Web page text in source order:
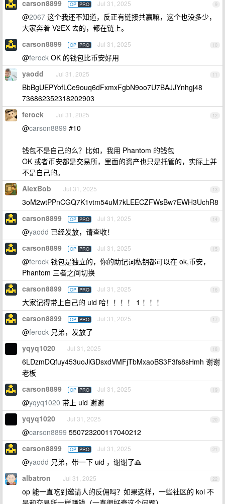
9
carson8899 OP PRO Jul 31, 2025
@2067 这个我还不知道，反正有链接共赢嘛，这个也没多少，
大家奔着 V2EX 去的，都在链上。
10
carson8899 OP PRO Jul 31, 2025
@ferock OK 的钱包比币安好用
11
yaodd Jul 31, 2025
BbBgUEPYofLCe9ouq6dFxmxFgbN9oo7U7BAJJYnhgj48
736862352318202903
12
ferock Jul 31, 2025
@carson8899 #10
钱包不是自己的么？比如，我用 Phantom 的钱包
OK 或者币安都是交易所，里面的资产也只是托管的，实际上并
不是自己的。
13
AlexBob Jul 31, 2025
3oM2wtPPnCGQ7K1vtm54uM7kLEECZFWsBw7EWH3UchR8
14
carson8899 OP PRO Jul 31, 2025
@yaodd 已经发放，请查收！
15
carson8899 OP PRO Jul 31, 2025
@ferock 钱包是独立的，你的助记词私钥都可以在 ok,币安，
Phantom 三者之间切换
16
carson8899 OP PRO Jul 31, 2025
大家记得带上自己的 uid 哈！！！！ 1 ！！！
17
carson8899 OP PRO Jul 31, 2025
@ferock 兄弟，发放了
18
yqyq1020 Jul 31, 2025
6LDzmDQfuy453uoJiGDsxdVMFjTbMxaoBS3F3fs8sHmh 谢谢
老板
19
carson8899 OP PRO Jul 31, 2025
@yqyq1020 带上 uid 谢谢
20
yqyq1020 Jul 31, 2025
@carson8899 550723200117040212
21
carson8899 OP PRO Jul 31, 2025
@yaodd 兄弟，带一下 uid ，谢谢了🙏
22
albatron Jul 31, 2025
op 能一直吃到邀请人的反佣吗？如果这样，一些社区的 kol 不